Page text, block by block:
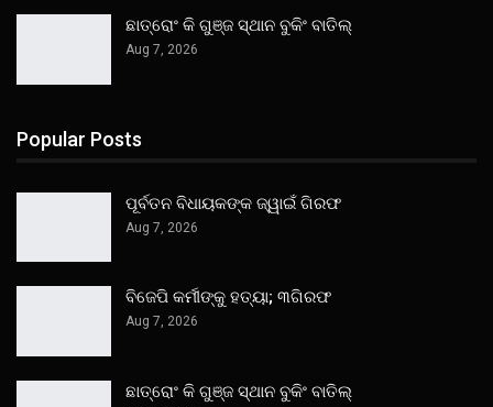
ଛାତ୍ରୋଂ କି ଗୁଞ୍ଜ ସ୍ଥାନ ବୁକିଂ ବାତିଲ୍
Aug 7, 2026
Popular Posts
ପୂର୍ବତନ ବିଧାୟକଙ୍କ ଜ୍ୱାଇଁ ଗିରଫ
Aug 7, 2026
ବିଜେପି କର୍ମୀଙ୍କୁ ହତ୍ୟା; ୩ଗିରଫ
Aug 7, 2026
ଛାତ୍ରୋଂ କି ଗୁଞ୍ଜ ସ୍ଥାନ ବୁକିଂ ବାତିଲ୍